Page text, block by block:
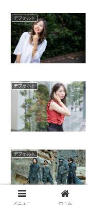
デフォルト
デフォルト
デフォルト
メニュー ホーム